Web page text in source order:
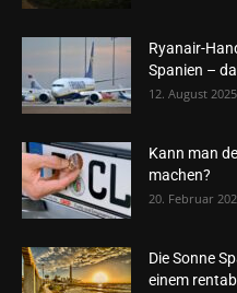
Ryanair-
Spanien –
12. August 2025
Kann man
machen?
20. Februar
Die Sonne
einem